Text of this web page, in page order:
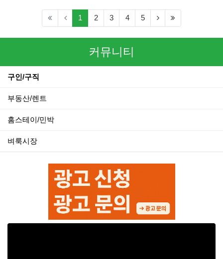
1 (current)
2 3 4 5 (next)
커뮤니티
구인/구직
부동산/렌트
홈스테이/민박
벼룩시장